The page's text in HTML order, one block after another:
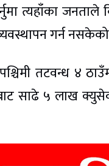
त्यहाँका
गर्न नसकेको
तटवन्ध ४
साढे ५ लाख